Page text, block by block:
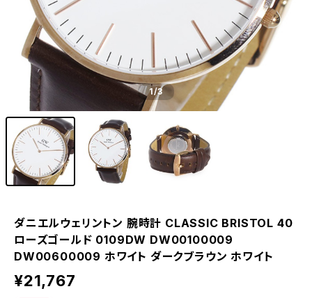
1/3
ダニエルウェリントン 腕時計 CLASSIC BRISTOL 40
ローズゴールド 0109DW DW00100009
DW00600009 ホワイト ダークブラウン ホワイト
¥21,767